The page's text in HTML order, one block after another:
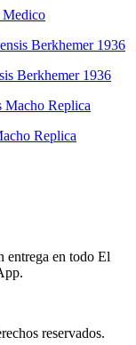
Medico
Berkhemer 1936
Replica
entrega en todo El
reservados.